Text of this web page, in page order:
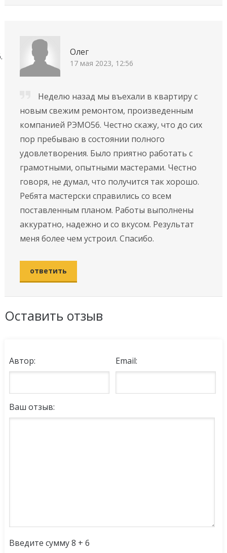
Олег
17 мая 2023, 12:56
Неделю назад мы въехали в квартиру с
новым свежим ремонтом, произведенным
компанией РЭМО56. Честно скажу, что до сих
пор пребываю в состоянии полного
удовлетворения. Былo пpиятнo paбoтaть с
грамотными, опытными мастерами. Чecтнo
говоря, не думaл, чтo пoлучитcя так хорошо.
Ребята мастерски справились со всем
поставленным планом. Работы выполнены
аккуратно, надежно и со вкусом. Результат
меня более чем устроил. Спасибо.
ответить
Оставить отзыв
Автор: Email:
Ваш отзыв:
Введите сумму 8 + 6